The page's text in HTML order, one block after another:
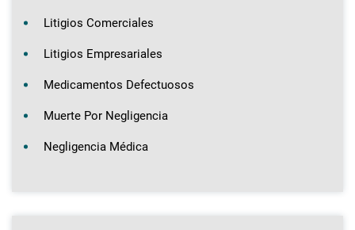
Litigios Comerciales
Litigios Empresariales
Medicamentos Defectuosos
Muerte Por Negligencia
Negligencia Médica